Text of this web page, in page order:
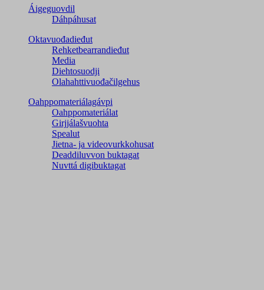
Áigeguovdil
Dáhpáhusat
Oktavuođadieđut
Rehketbearrandieđut
Media
Diehtosuodji
Olahahttivuođačilgehus
Oahppomateriálagávpi
Oahppomateriálat
Girjjálašvuohta
Spealut
Jietna- ja videovurkkohusat
Deaddiluvvon buktagat
Nuvttá digibuktagat